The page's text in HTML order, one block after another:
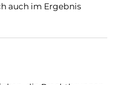
auch im Ergebnis